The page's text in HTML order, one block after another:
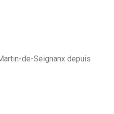
de-Seignanx depuis